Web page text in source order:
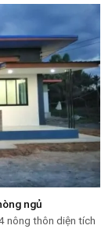
ngủ
nông thôn diện tích